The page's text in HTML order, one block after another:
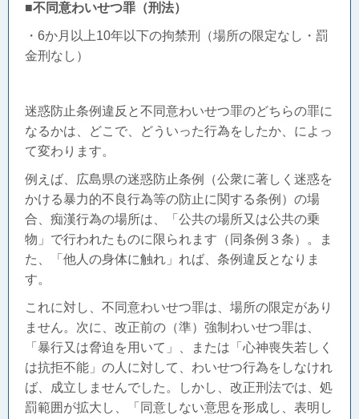
■不同意わいせつ罪（刑法）
・6か月以上10年以下の拘禁刑（場所の限定なし・罰
金刑なし）
迷惑防止条例違反と不同意わいせつ罪のどちらの罪に
なるかは、どこで、どういった行為をしたか、によっ
て変わります。
例えば、広島県の迷惑防止条例（公衆に著しく迷惑を
かける暴力的不良行為等の防止に関する条例）の場
合、痴漢行為の場所は、「公共の場所又は公共の乗
物」で行われたものに限られます（同条例３条）。ま
た、「他人の身体に触れ」れば、条例違反となりま
す。
これに対し、不同意わいせつ罪は、場所の限定があり
ません。次に、改正前の（準）強制わいせつ罪は、
「暴行又は脅迫を用いて」、または「心神喪失若しく
は抗拒不能」の人に対して、わいせつ行為をしなけれ
ば、成立しませんでした。しかし、改正刑法では、処
罰範囲が拡大し、「同意しない意思を形成し、表明し